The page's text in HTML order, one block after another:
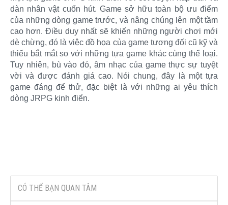
dàn nhân vật cuốn hút. Game sở hữu toàn bộ ưu điểm
của những dòng game trước, và nâng chúng lên một tầm
cao hơn. Điều duy nhất sẽ khiến những người chơi mới
dè chừng, đó là việc đồ họa của game tương đối cũ kỹ và
thiếu bắt mắt so với những tựa game khác cùng thể loại.
Tuy nhiên, bù vào đó, âm nhạc của game thực sự tuyệt
vời và được đánh giá cao. Nói chung, đây là một tựa
game đáng để thử, đặc biệt là với những ai yêu thích
dòng JRPG kinh điển.
CÓ THỂ BẠN QUAN TÂM